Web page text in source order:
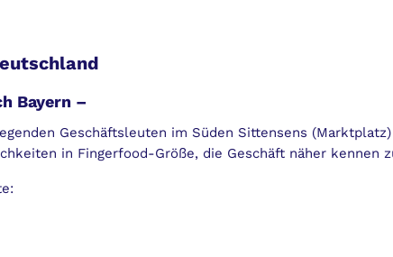
Bayern –
Geschäftsleuten im Süden Sittensens
in Fingerfood-Größe, die Geschäft näher kennen